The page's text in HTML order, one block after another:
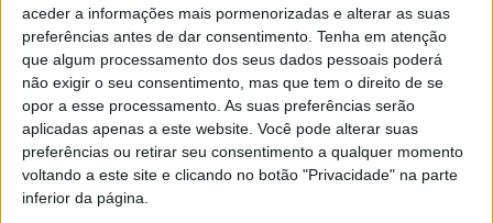
aceder a informações mais pormenorizadas e alterar as suas
preferências antes de dar consentimento. Tenha em atenção
que algum processamento dos seus dados pessoais poderá
não exigir o seu consentimento, mas que tem o direito de se
opor a esse processamento. As suas preferências serão
aplicadas apenas a este website. Você pode alterar suas
preferências ou retirar seu consentimento a qualquer momento
voltando a este site e clicando no botão "Privacidade" na parte
inferior da página.
Aprovadas as Operações Integradas de
Gestão da Paisagem de Fórneas e...
Rádio Castelo Branco - 28 de Fevereiro, 2024